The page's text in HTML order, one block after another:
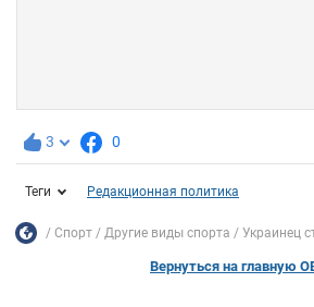
3 0
Теги Редакционная политика
Спорт Другие виды спорта Украинец
Вернуться на главную